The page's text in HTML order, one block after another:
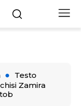
Testo
Zamira